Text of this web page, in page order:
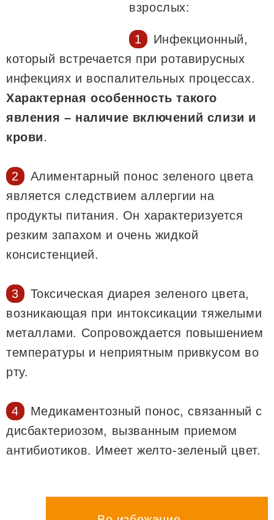
взрослых:
Инфекционный,
который встречается при ротавирусных
инфекциях и воспалительных процессах.
Характерная особенность такого
явления – наличие включений слизи и
крови.
Алиментарный понос зеленого цвета
является следствием аллергии на
продукты питания. Он характеризуется
резким запахом и очень жидкой
консистенцией.
Токсическая диарея зеленого цвета,
возникающая при интоксикации тяжелыми
металлами. Сопровождается повышением
температуры и неприятным привкусом во
рту.
Медикаментозный понос, связанный с
дисбактериозом, вызванным приемом
антибиотиков. Имеет желто-зеленый цвет.